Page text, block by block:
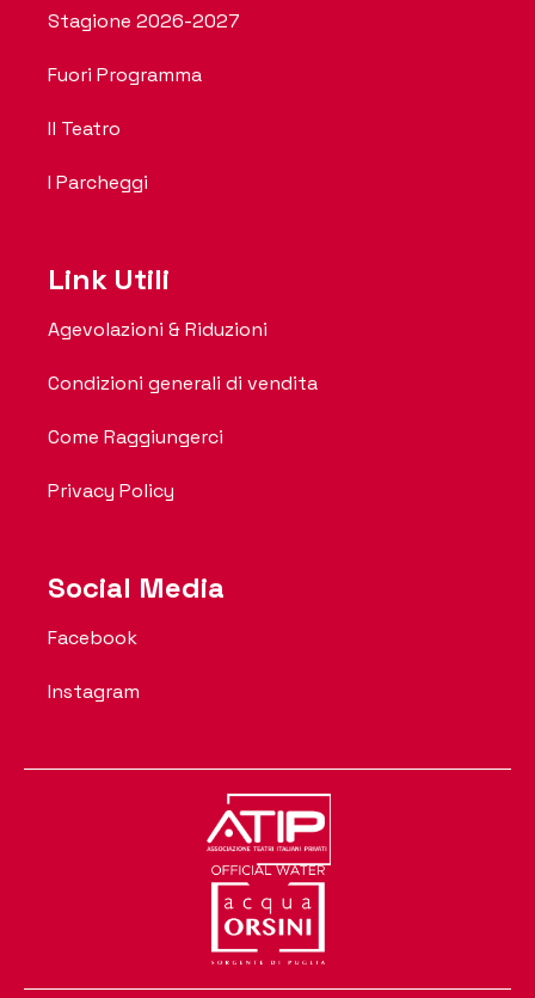
Stagione 2026-2027
Fuori Programma
Il Teatro
I Parcheggi
Link Utili
Agevolazioni & Riduzioni
Condizioni generali di vendita
Come Raggiungerci
Privacy Policy
Social Media
Facebook
Instagram